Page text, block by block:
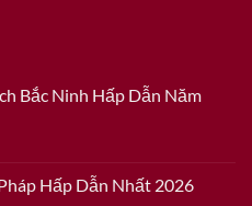
Bắc Ninh Hấp Dẫn Năm
Hấp Dẫn Nhất 2026